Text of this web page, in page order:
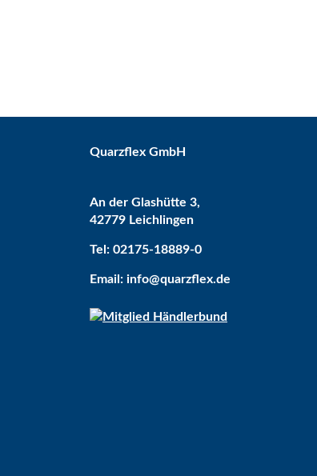
Bestseller
Quarzflex GmbH
An der Glashütte 3,
42779 Leichlingen
Tel: 02175-18889-0
Email: info@quarzflex.de